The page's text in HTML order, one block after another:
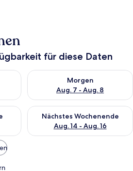
für diese Daten
für heute Nacht, Aug. 6 - Aug. 7.
Morgen
Aug. 7 - Aug. 8
Überprüfe die Verfügbarkeit
für dieses Wochenende, Aug. 7
Nächstes Wochenende
Aug. 14 - Aug. 16
Überprüfe die Verfügbarkeit